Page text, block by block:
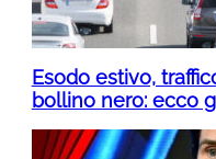
Esodo estivo,
bollino nero: ecco